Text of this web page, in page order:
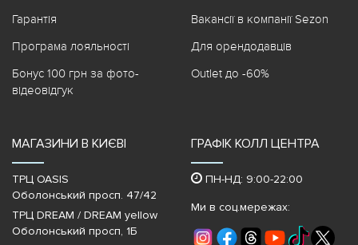
Гарантія
Програма лояльності
Бонус 100 грн за фото-
відеовідгук
Вакансії в компанії Sezon
Для орендодавців
Outlet до -60%
МАГАЗИНИ В КИЄВІ
ТРЦ OASIS
Оболонський просп. 47/42
ТРЦ DREAM / DREAM yellow
Оболонський просп, 1Б
ГРАФІК КОЛЛ ЦЕНТРА
ПН-НД: 9:00-22:00
Ми в соц.мережах: